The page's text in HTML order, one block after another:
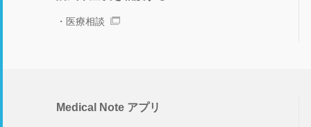
医療相談
Medical Note アプリ